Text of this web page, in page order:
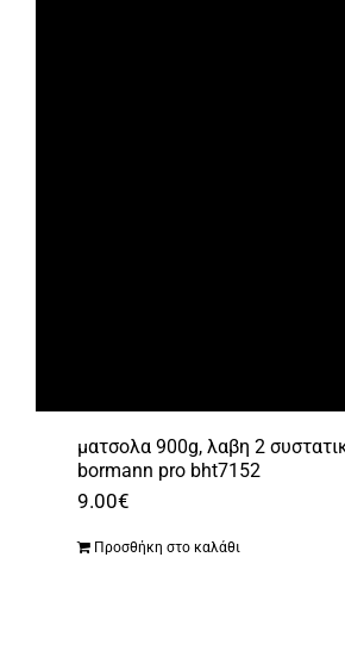
ματσολα 900g, λαβη 2
bormann pro bht7152
9.00€
Προσθήκη στο καλάθι